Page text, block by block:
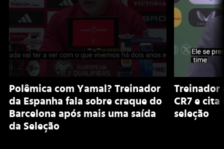
Polêmica com Yamal? Treinador
da Espanha fala sobre craque do
Barcelona após mais uma saída
da Seleção
Treinador
CR7 e
seleção